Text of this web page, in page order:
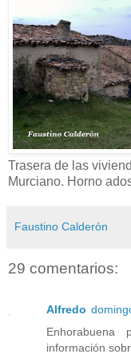
Trasera de las
Murciano. Horno
Faustino Calderón
29 comentarios:
Alfredo
información